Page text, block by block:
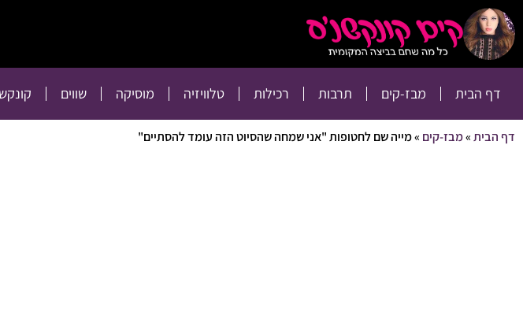
דף הבית מבז-קים תרבות רכילות טלוויזיה מוסיקה שווים
דף הבית»מבז-קים »מייה שם לחטופות "אני שמחה שהסיוט הזה עומד להסתיים"